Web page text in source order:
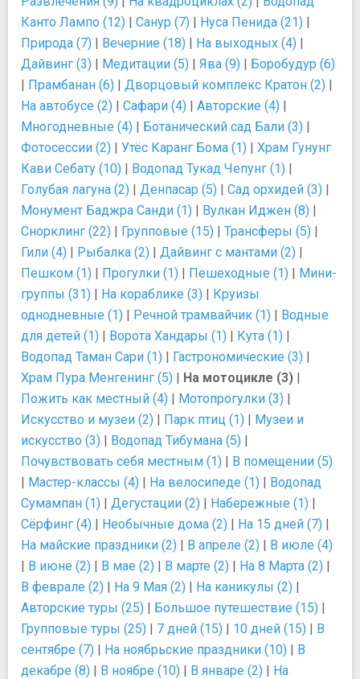
Канто Лампо (12) | Санур (7) | Нуса Пенида (21) |
Природа (7) | Вечерние (18) | На выходных (4) |
Дайвинг (3) | Медитации (5) | Ява (9) | Боробудур (6)
| Прамбанан (6) | Дворцовый комплекс Кратон (2) |
На автобусе (2) | Сафари (4) | Авторские (4) |
Многодневные (4) | Ботанический сад Бали (3) |
Фотосессии (2) | Утёс Каранг Бома (1) | Храм Гунунг
Кави Себату (10) | Водопад Тукад Чепунг (1) |
Голубая лагуна (2) | Денпасар (5) | Сад орхидей (3) |
Монумент Баджра Санди (1) | Вулкан Иджен (8) |
Снорклинг (22) | Групповые (15) | Трансферы (5) |
Гили (4) | Рыбалка (2) | Дайвинг с мантами (2) |
Пешком (1) | Прогулки (1) | Пешеходные (1) | Мини-
группы (31) | На кораблике (3) | Круизы
однодневные (1) | Речной трамвайчик (1) | Водные
для детей (1) | Ворота Хандары (1) | Кута (1) |
Водопад Таман Сари (1) | Гастрономические (3) |
Храм Пура Менгенинг (5) | На мотоцикле (3) |
Пожить как местный (4) | Мотопрогулки (3) |
Искусство и музеи (2) | Парк птиц (1) | Музеи и
искусство (3) | Водопад Тибумана (5) |
Почувствовать себя местным (1) | В помещении (5)
| Мастер-классы (4) | На велосипеде (1) | Водопад
Сумампан (1) | Дегустации (2) | Набережные (1) |
Сёрфинг (4) | Необычные дома (2) | На 15 дней (7) |
На майские праздники (2) | В апреле (2) | В июле (4)
| В июне (2) | В мае (2) | В марте (2) | На 8 Марта (2) |
В феврале (2) | На 9 Мая (2) | На каникулы (2) |
Авторские туры (25) | Большое путешествие (15) |
Групповые туры (25) | 7 дней (15) | 10 дней (15) | В
сентябре (7) | На ноябрьские праздники (10) | В
декабре (8) | В ноябре (10) | В январе (2) | На